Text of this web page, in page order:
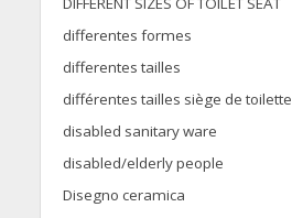
differentes formes
differentes tailles
différentes tailles siège de toilette
disabled sanitary ware
disabled/elderly people
Disegno ceramica